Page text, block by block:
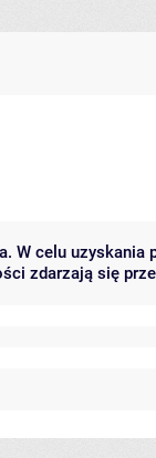
W celu
zdarzają się